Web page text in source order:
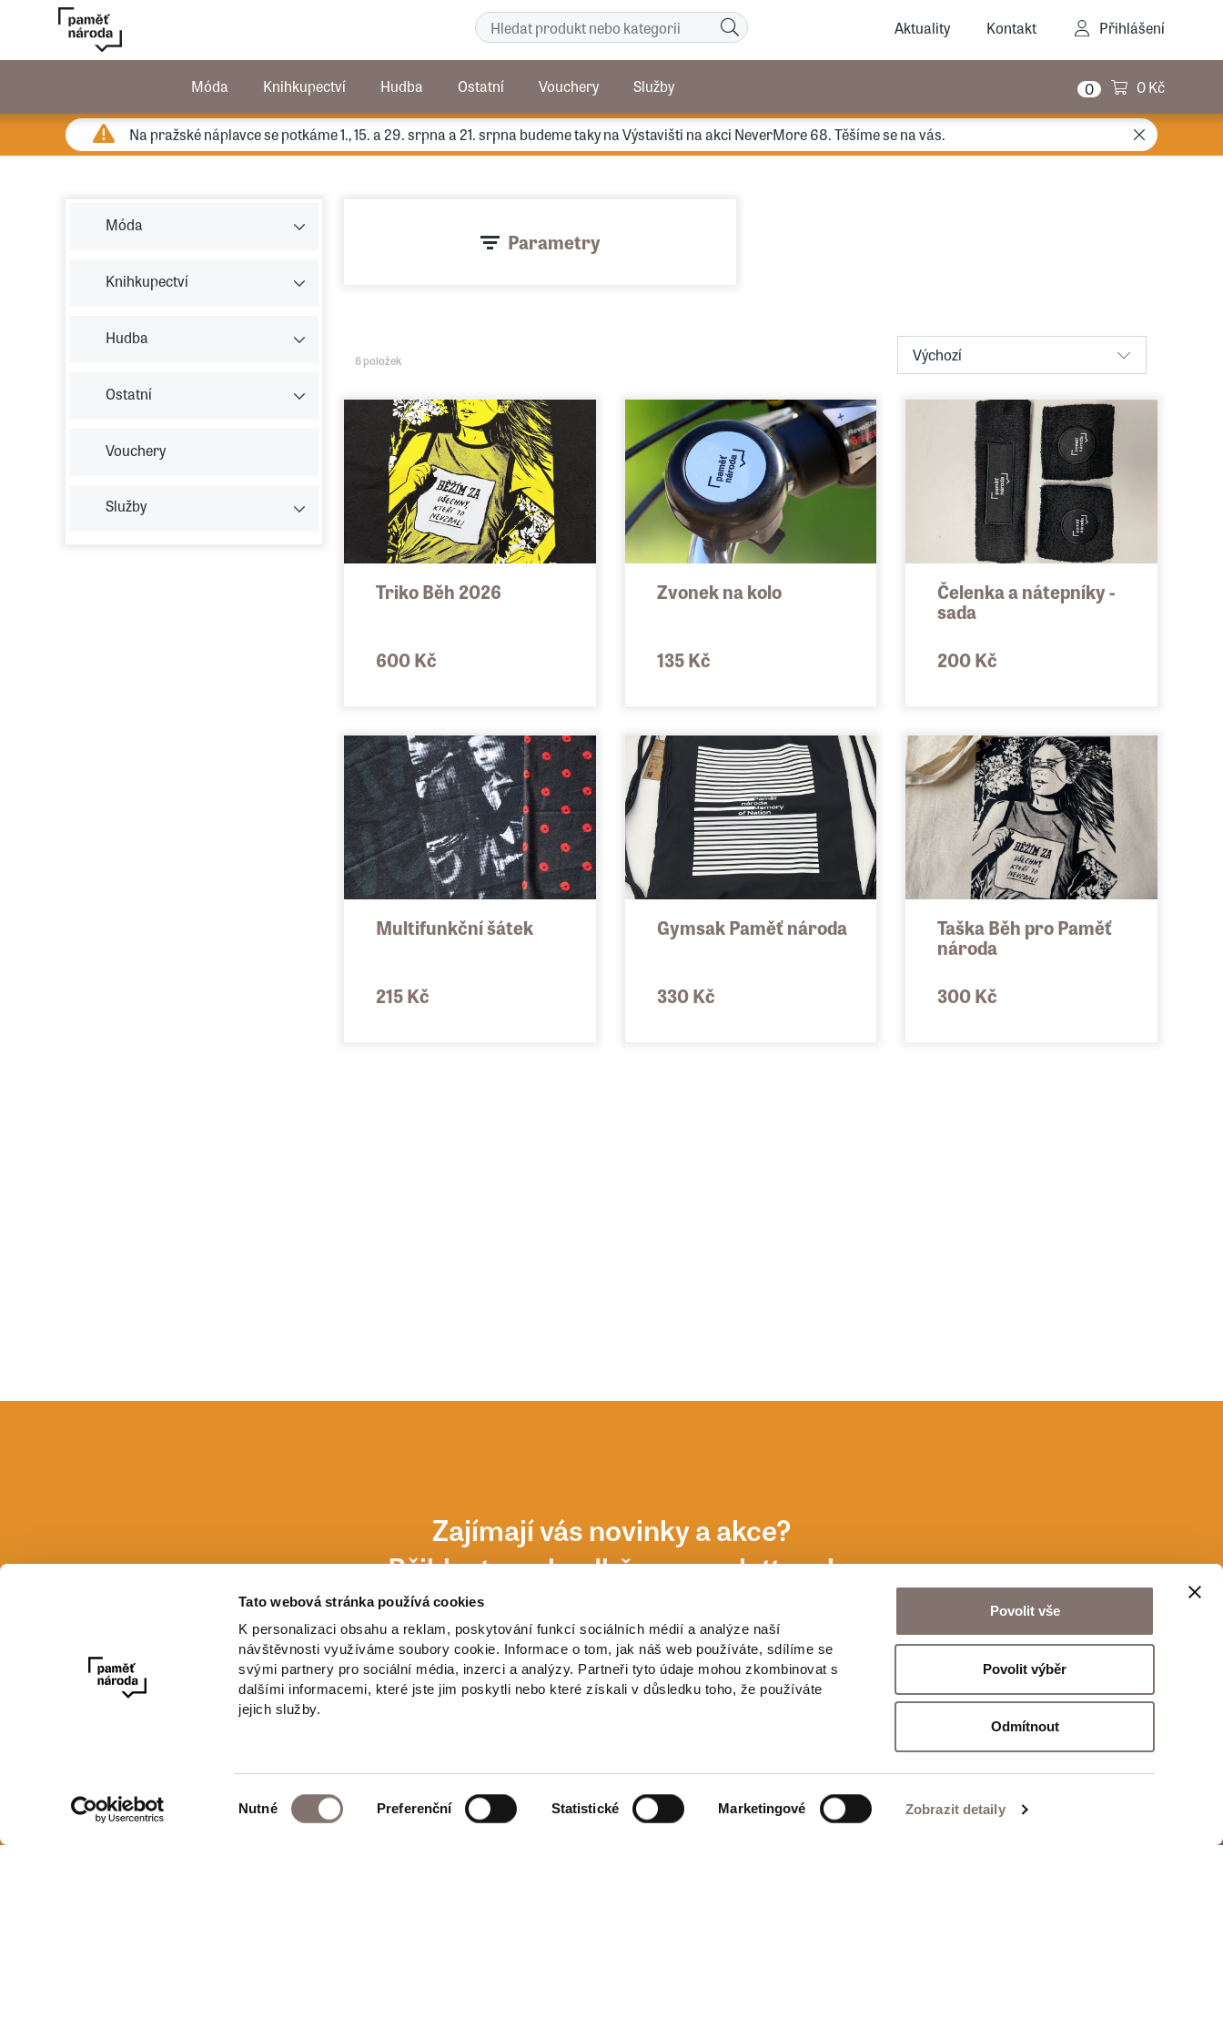
Tato webová stránka používá cookies
K personalizaci obsahu a reklam, poskytování funkcí sociálních médií a analýze naší
návštěvnosti využíváme soubory cookie. Informace o tom, jak náš web používáte, sdílíme se
svými partnery pro sociální média, inzerci a analýzy. Partneři tyto údaje mohou zkombinovat s
dalšími informacemi, které jste jim poskytli nebo které získali v důsledku toho, že používáte
jejich služby.
souhlasu
Nutné Preferenční Statistické Marketingové Zobrazit detaily
Povolit vše
Povolit výběr
Odmítnout
Aktuality Kontakt Přihlášení
0 0 Kč
Na pražské náplavce se potkáme 1., 15. a 29. srpna a 21. srpna budeme taky na Výstavišti na akci NeverMore 68. Těšíme se na vás.
Parametry
6 položek Výchozí
Triko Běh 2026
600 Kč
Zvonek na kolo
135 Kč
Čelenka a nátepníky -
sada
200 Kč
Multifunkční šátek
215 Kč
Gymsak Paměť národa
330 Kč
Taška Běh pro Paměť
národa
300 Kč
Móda
Knihkupectví
Hudba
Ostatní
Vouchery
Služby
Móda Knihkupectví Hudba Ostatní Vouchery Služby
Newsletter
Zajímají vás novinky a akce?
Přihlaste se k odběru newsletteru!
E-mail